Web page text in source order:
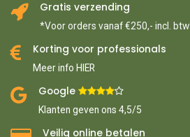
Gratis verzending
*Voor orders vanaf €250,- incl. btw
Korting voor professionals
Meer info HIER
Google ​
Klanten geven ons 4,5/5
Veilig online betalen